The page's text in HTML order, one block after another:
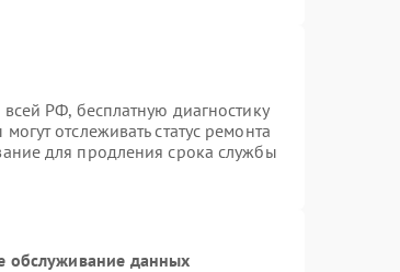
РФ, бесплатную диагностику
отслеживать статус ремонта
для продления срока службы
обслуживание данных